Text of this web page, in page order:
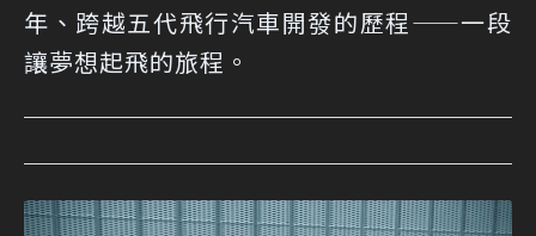
年、跨越五代飛行汽車開發的歷程——一段
讓夢想起飛的旅程。